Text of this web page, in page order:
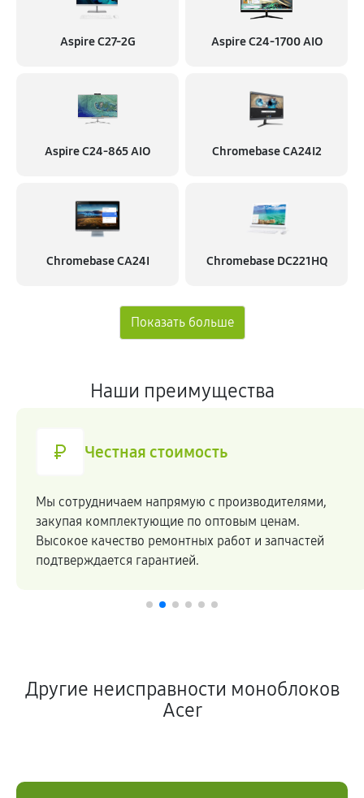
Aspire C27-2G Aspire C24‑1700 AIO
Aspire C24‑865 AIO Chromebase CA24I2
Chromebase CA24I Chromebase DC221HQ
Наши преимущества
Честная стоимость
Мы сотрудничаем напрямую c производителями,
закупая комплектующие по оптовым ценам.
Высокое качество ремонтных работ и запчастей
подтверждается гарантией.
Другие неисправности моноблоков
Acer